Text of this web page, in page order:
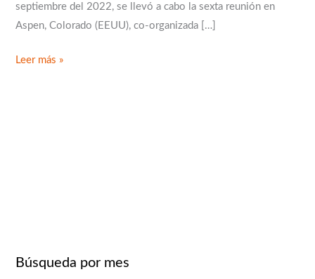
septiembre del 2022, se llevó a cabo la sexta reunión en
Aspen, Colorado (EEUU), co-organizada […]
Leer más »
Búsqueda por mes
a